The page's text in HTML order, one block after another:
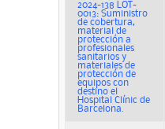
2024-138 LOT-
0013: Suministro
de cobertura,
material de
protección a
profesionales
sanitarios y
materiales de
protección de
equipos con
destino el
Hospital Clínic de
Barcelona.